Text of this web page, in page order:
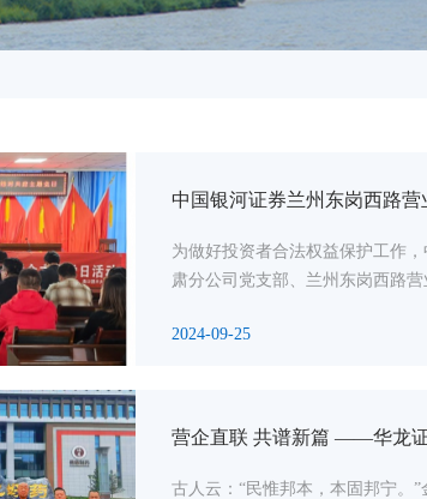
中国银河证券兰州东岗西路营
为做好投资者合法权益保护工作
肃分公司党支部、兰州东岗西路
2024-09-25
营企直联 共谱新篇 ——华龙
古人云：“民惟邦本，本固邦宁。